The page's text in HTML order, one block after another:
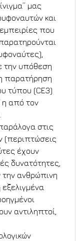
μας
και
που
την υπόθεση
παρατήρηση
τύπου (CE3)
η από τον
στις
(περιπτώσεις
έχουν
δυνατότητες,
την ανθρώπινη
αντιληπτοί,